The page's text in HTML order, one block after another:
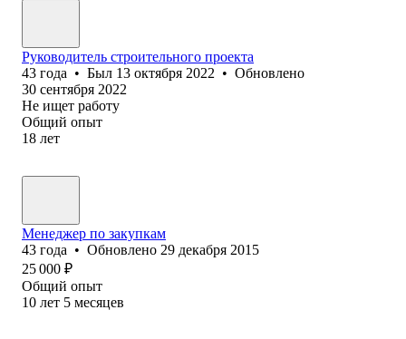
Руководитель строительного проекта
43 года • Был 13 октября 2022 • Обновлено
30 сентября 2022
Не ищет работу
Общий опыт
18 лет
Менеджер по закупкам
43 года • Обновлено 29 декабря 2015
25 000 ₽
Общий опыт
10 лет 5 месяцев